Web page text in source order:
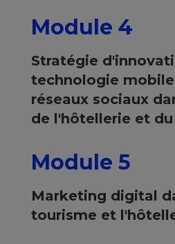
Module 4
Stratégie
technologie
réseaux sociaux
de l'hôtellerie et
Module 5
Marketing digital
tourisme et